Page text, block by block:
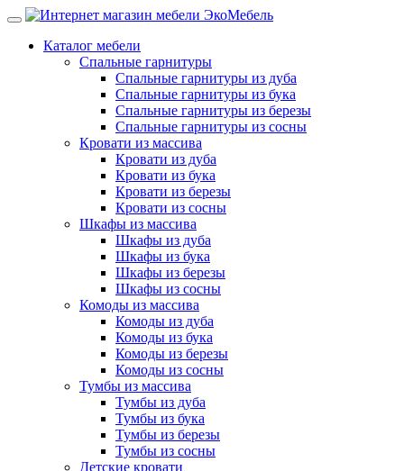
Каталог мебели
Спальные гарнитуры
Спальные гарнитуры из дуба
Спальные гарнитуры из бука
Спальные гарнитуры из березы
Спальные гарнитуры из сосны
Кровати из массива
Кровати из дуба
Кровати из бука
Кровати из березы
Кровати из сосны
Шкафы из массива
Шкафы из дуба
Шкафы из бука
Шкафы из березы
Шкафы из сосны
Комоды из массива
Комоды из дуба
Комоды из бука
Комоды из березы
Комоды из сосны
Тумбы из массива
Тумбы из дуба
Тумбы из бука
Тумбы из березы
Тумбы из сосны
Детские кровати